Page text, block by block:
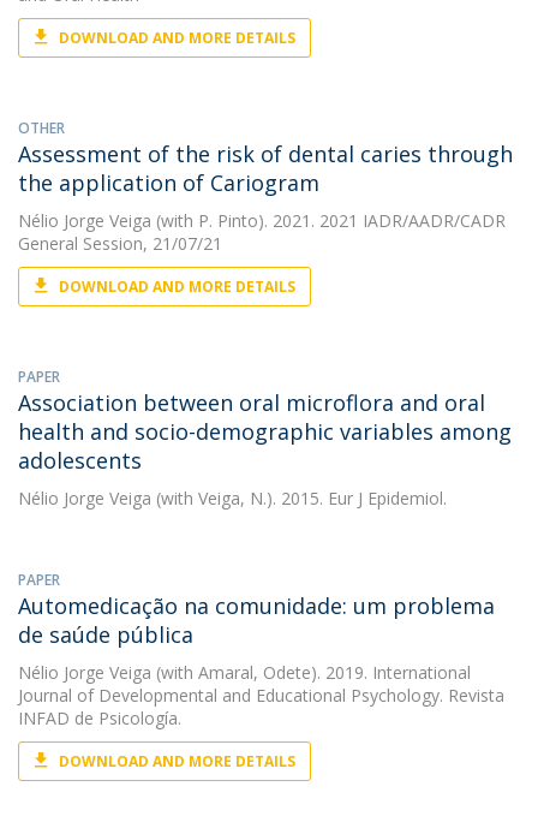
DOWNLOAD AND MORE DETAILS
OTHER
Assessment of the risk of dental caries through
the application of Cariogram
Nélio Jorge Veiga (with P. Pinto). 2021. 2021 IADR/AADR/CADR
General Session, 21/07/21
DOWNLOAD AND MORE DETAILS
PAPER
Association between oral microflora and oral
health and socio-demographic variables among
adolescents
Nélio Jorge Veiga (with Veiga, N.). 2015. Eur J Epidemiol.
PAPER
Automedicação na comunidade: um problema
de saúde pública
Nélio Jorge Veiga (with Amaral, Odete). 2019. International
Journal of Developmental and Educational Psychology. Revista
INFAD de Psicología.
DOWNLOAD AND MORE DETAILS